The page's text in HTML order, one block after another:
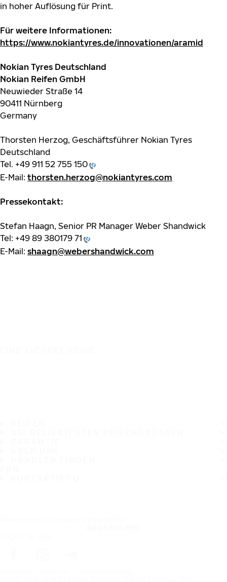
in hoher Auflösung für Print.
Für weitere Informationen:
https://www.nokiantyres.de/innovationen/aramid
Nokian Tyres Deutschland
Nokian Reifen GmbH
Neuwieder Straße 14
90411 Nürnberg
Germany
Thorsten Herzog, Geschäftsführer Nokian Tyres
Deutschland
Tel. +49 911 52 755 150
E-Mail: thorsten.herzog@nokiantyres.com
Pressekontakt:
Stefan Haagn, Senior PR Manager Weber Shandwick
Tel: +49 89 380179 71
E-Mail: shaagn@webershandwick.com